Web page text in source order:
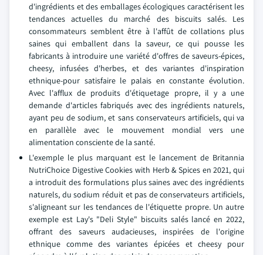
d'ingrédients et des emballages écologiques caractérisent les
tendances actuelles du marché des biscuits salés. Les
consommateurs semblent être à l'affût de collations plus
saines qui emballent dans la saveur, ce qui pousse les
fabricants à introduire une variété d'offres de saveurs-épices,
cheesy, infusées d'herbes, et des variantes d'inspiration
ethnique-pour satisfaire le palais en constante évolution.
Avec l'afflux de produits d'étiquetage propre, il y a une
demande d'articles fabriqués avec des ingrédients naturels,
ayant peu de sodium, et sans conservateurs artificiels, qui va
en parallèle avec le mouvement mondial vers une
alimentation consciente de la santé.
L'exemple le plus marquant est le lancement de Britannia
NutriChoice Digestive Cookies with Herb & Spices en 2021, qui
a introduit des formulations plus saines avec des ingrédients
naturels, du sodium réduit et pas de conservateurs artificiels,
s'aligneant sur les tendances de l'étiquette propre. Un autre
exemple est Lay's "Deli Style" biscuits salés lancé en 2022,
offrant des saveurs audacieuses, inspirées de l'origine
ethnique comme des variantes épicées et cheesy pour